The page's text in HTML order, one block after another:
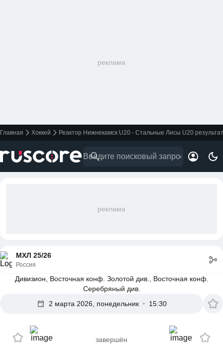
реклама
Главная Хоккей Реактор Нижнекамск U20 - Стальные Лисы U20
реклама
МХЛ 25/26
Россия
Дивизион, Восточная конф. Золотой див., Восточная конф.
Серебряный див.
2 марта 2026, понедельник
15:30
завершён